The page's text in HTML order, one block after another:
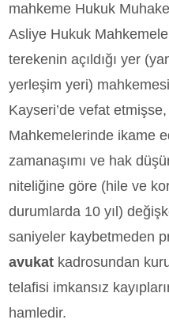
mahkeme Hukuk
Asliye Hukuk
terekenin açıldığı yer
yerleşim yeri)
Kayseri’de vefat
Mahkemelerinde ikame
zamanaşımı ve hak
niteliğine göre (hile ve
durumlarda 10 yıl)
saniyeler kaybetmeden
avukat kadrosundan
telafisi imkansız
hamledir.